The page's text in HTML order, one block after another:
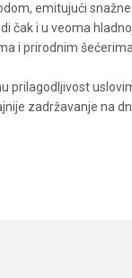
emitujući
i u veoma
i prirodnim
zadržavanje na